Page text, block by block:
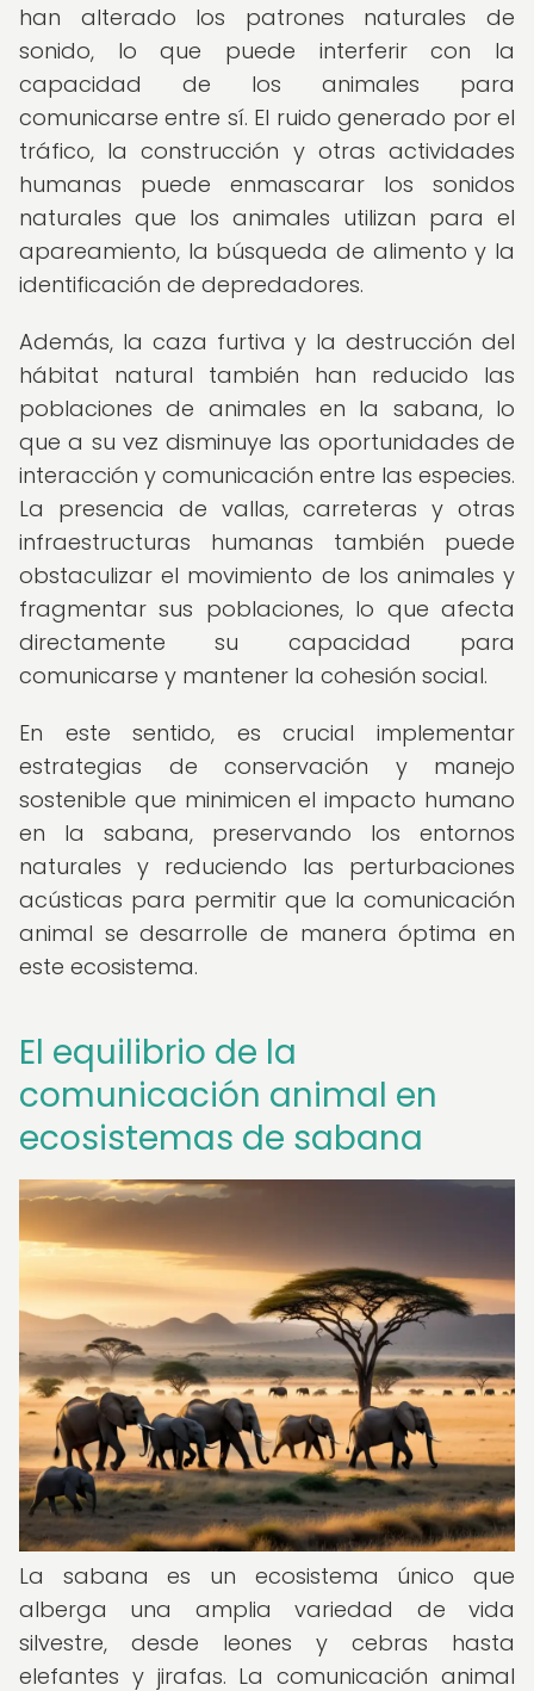
han alterado los patrones naturales de
sonido, lo que puede interferir con la
capacidad de los animales para
comunicarse entre sí. El ruido generado por el
tráfico, la construcción y otras actividades
humanas puede enmascarar los sonidos
naturales que los animales utilizan para el
apareamiento, la búsqueda de alimento y la
identificación de depredadores.
Además, la caza furtiva y la destrucción del
hábitat natural también han reducido las
poblaciones de animales en la sabana, lo
que a su vez disminuye las oportunidades de
interacción y comunicación entre las especies.
La presencia de vallas, carreteras y otras
infraestructuras humanas también puede
obstaculizar el movimiento de los animales y
fragmentar sus poblaciones, lo que afecta
directamente su capacidad para
comunicarse y mantener la cohesión social.
En este sentido, es crucial implementar
estrategias de conservación y manejo
sostenible que minimicen el impacto humano
en la sabana, preservando los entornos
naturales y reduciendo las perturbaciones
acústicas para permitir que la comunicación
animal se desarrolle de manera óptima en
este ecosistema.
El equilibrio de la
comunicación animal en
ecosistemas de sabana
La sabana es un ecosistema único que
alberga una amplia variedad de vida
silvestre, desde leones y cebras hasta
elefantes y jirafas. La comunicación animal